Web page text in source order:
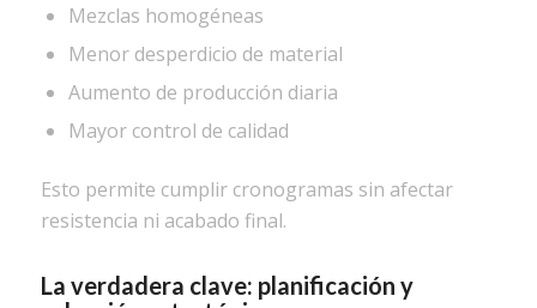
Mezclas homogéneas
Menor desperdicio de material
Aumento de producción diaria
Mayor control de calidad
Esto permite cumplir cronogramas sin afectar
resistencia ni acabado final.
La verdadera clave: planificación y